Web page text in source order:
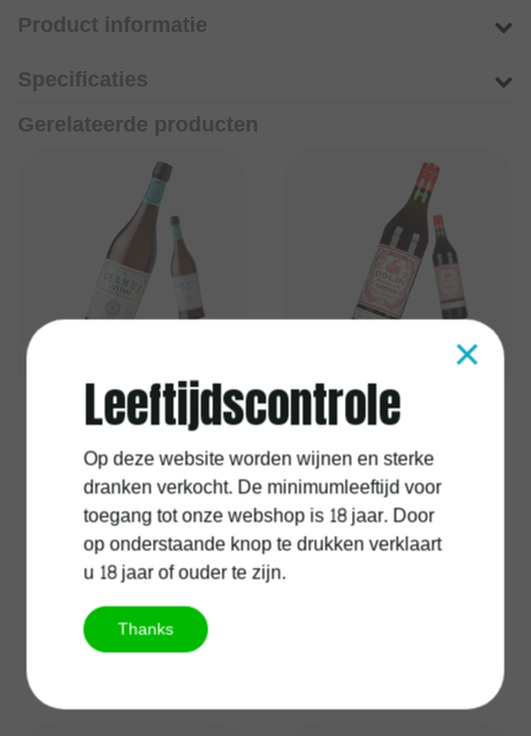
Product informatie
Specificaties
Gerelateerde producten
Lustau
Vermouth Lustau
€21,95
Verzendkosten
Dolin Vermouth Rouge
€13,95
×
Leeftijdscontrole
Op deze website worden wijnen en sterke
dranken verkocht. De minimumleeftijd voor
toegang tot onze webshop is 18 jaar. Door
op onderstaande knop te drukken verklaart
u 18 jaar of ouder te zijn.
Thanks